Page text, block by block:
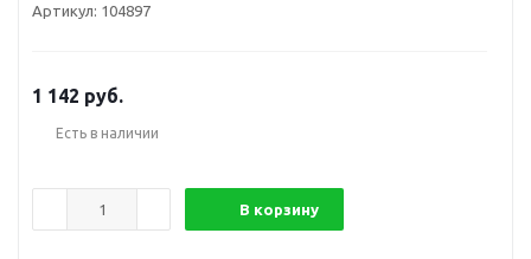
Артикул: 104897
1 142 руб.
Есть в наличии
В корзину